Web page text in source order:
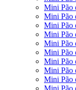
Mini Pão
Mini Pão
Mini Pão
Mini Pão
Mini Pão
Mini Pão
Mini Pão
Mini Pão
Mini Pão
Mini Pão